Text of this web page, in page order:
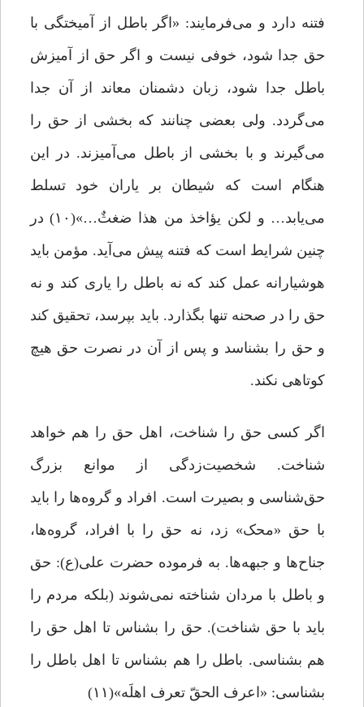
فتنه دارد و می‌فرمایند: «اگر باطل از آمیختگی با
حق جدا شود، خوفی نیست و اگر حق از آمیزش
باطل جدا شود، زبان دشمنان معاند از آن جدا
می‌گردد. ولی بعضی چنانند که بخشی از حق را
می‌گیرند و با بخشی از باطل می‌آمیزند. در این
هنگام است که شیطان بر یاران خود تسلط
می‌یابد… و لکن یؤاخذ من هذا ضغثٌ…»(۱۰) در
چنین شرایط است که فتنه پیش می‌آید. مؤمن باید
هوشیارانه عمل کند که نه باطل را یاری کند و نه
حق را در صحنه تنها بگذارد. باید بپرسد، تحقیق کند
و حق را بشناسد و پس از آن در نصرت حق هیچ
کوتاهی نکند.
اگر کسی حق را شناخت، اهل حق را هم خواهد
شناخت. شخصیت‌زدگی از موانع بزرگ
حق‌شناسی و بصیرت است. افراد و گروه‌ها را باید
با حق «محک» زد، نه حق را با افراد، گروه‌ها،
جناح‌ها و جبهه‌ها. به فرموده حضرت علی(ع): حق
و باطل با مردان شناخته نمی‌شوند (بلکه مردم را
باید با حق شناخت). حق را بشناس تا اهل حق را
هم بشناسی. باطل را هم بشناس تا اهل باطل را
بشناسی: «اعرف الحقّ تعرف اهلَه»(۱۱)